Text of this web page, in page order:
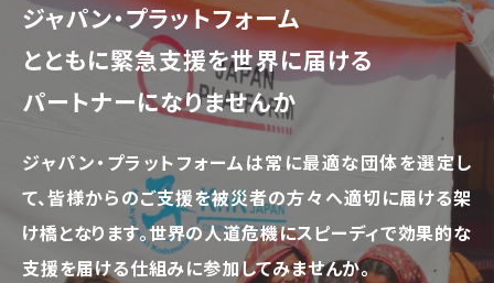
ジャパン・プラットフォーム
とともに緊急支援を世界に届ける
パートナーになりませんか
ジャパン・プラットフォームは常に最適な団体を選定し
て、皆様からのご支援を被災者の方々へ適切に届ける架
け橋となります。世界の人道危機にスピーディで効果的な
支援を届ける仕組みに参加してみませんか。